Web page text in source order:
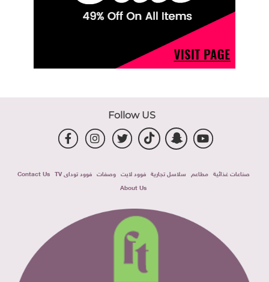
Follow US
صناعات غذائية مطاعم سلاسل تجارية فوود لايت وصفات فوود توداى TV
Contact Us
About Us